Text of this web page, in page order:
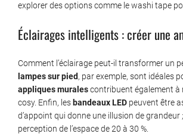
explorer des options comme le washi tape
Éclairages intelligents : créer une
Comment l’éclairage peut-il transformer un
lampes sur pied, par exemple, sont idéales
appliques muralescontribuent également à
cosy. Enfin, les bandeaux LED peuvent être
d’appoint qui donne une illusion de
perception de l’espace de 20 à 30 %.